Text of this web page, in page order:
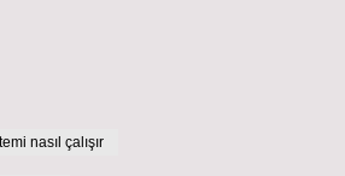
nasıl çalışır